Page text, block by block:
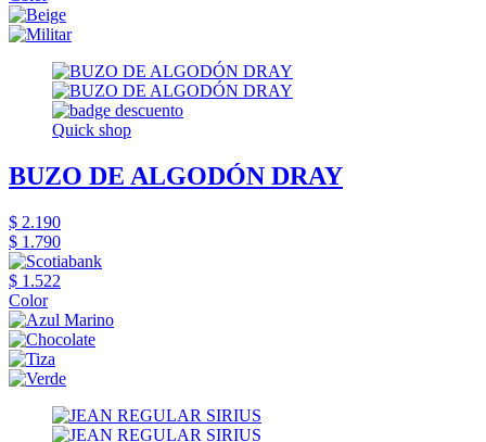
Quick shop
BUZO DE ALGODÓN DRAY
$ 2.190
$ 1.790
$ 1.522
Color